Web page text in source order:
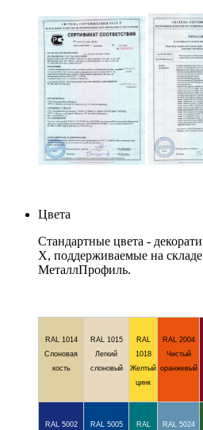
Цвета
Стандартные цвета -
Х, поддерживаемые на
МеталлПрофиль.
RAL 1014
Слоновая
кость
RAL 1015
Легкий
слоновый
RAL
1018
Желтый
цинк
RAL 2004
Чистый
оранжевый
RAL 5002
RAL 5005
RAL
RAL 5024